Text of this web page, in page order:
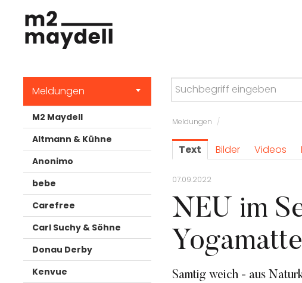
Meldungen
M2 Maydell
Altmann & Kühne
Anonimo
bebe
Carefree
Carl Suchy & Söhne
Donau Derby
Kenvue
Meldungen /
Text Bilder Videos
07.09.2022
NEU im
Samtig weich - aus